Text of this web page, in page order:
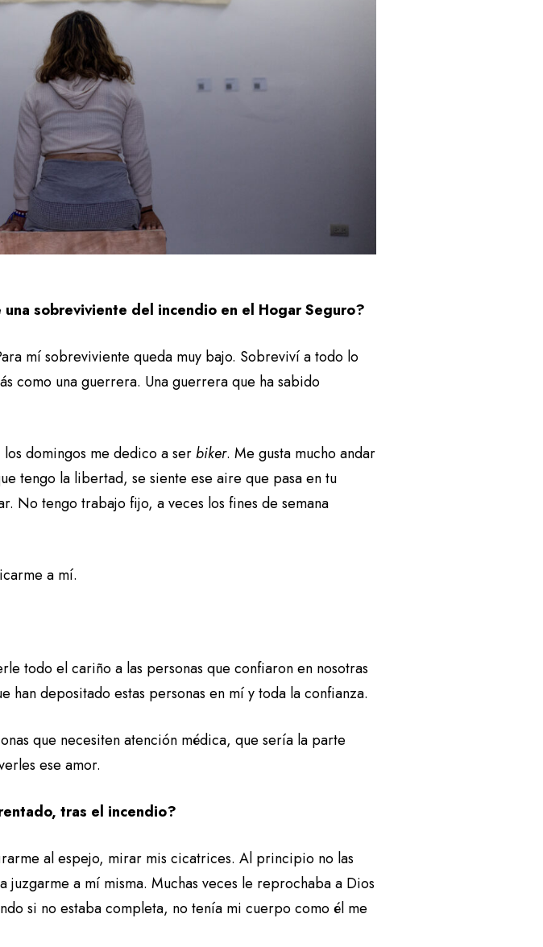
sobreviviente del incendio en el Hogar Seguro?
mí sobreviviente queda muy bajo. Sobreviví a todo lo
como una guerrera. Una guerrera que ha sabido
domingos me dedico a serbiker. Me gusta mucho andar
tengo la libertad, se siente ese aire que pasa en tu
No tengo trabajo fijo, a veces los fines de semana
a mí.
todo el cariño a las personas que confiaron en nosotras
depositado estas personas en mí y toda la confianza.
que necesiten atención médica, que sería la parte
ese amor.
tras el incendio?
al espejo, mirar mis cicatrices. Al principio no las
a mí misma. Muchas veces le reprochaba a Dios
si no estaba completa, no tenía mi cuerpo como él me